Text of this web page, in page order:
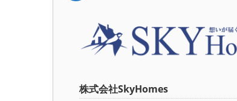
株式会社SkyHomes